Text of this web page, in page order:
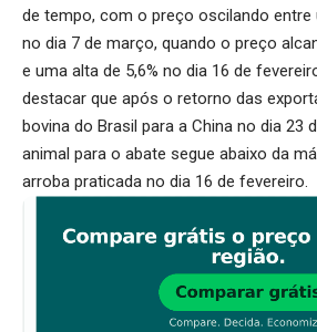
de tempo, com o preço oscilando entre
no dia 7 de março, quando o preço
e uma alta de 5,6% no dia 16 de
destacar que após o retorno das
bovina do Brasil para a China no dia 23
animal para o abate segue abaixo da
arroba praticada no dia 16 de fevereiro.